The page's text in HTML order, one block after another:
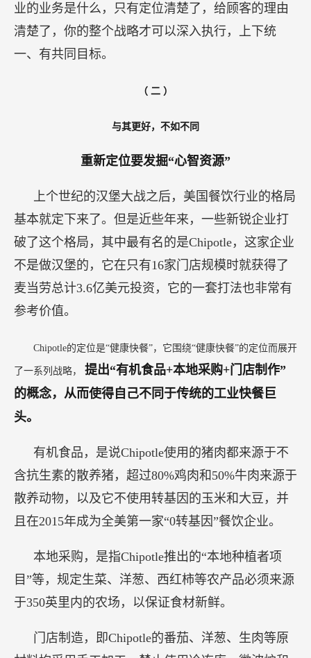
业的业务是什么，只有定位清楚了，给顾客的理由
清楚了，你的整个战略才可以深入执行，上下统
一、有共同目标。
（ 二 ）
与其更好，不如不同
重新定位要发掘“心智资源”
上个世纪的汉堡大战之后，美国餐饮行业的格局
基本就定下来了。但是近些年来，一些新锐企业打
破了这个格局，其中最有名的是Chipotle，这家企业
不是做汉堡的，它在只有16家门店规模时就获得了
麦当劳总计3.6亿美元投资，它的一套打法也非常有
参考价值。
Chipotle的定位是“健康快餐”，它围绕“健康快餐”的定位而展开
了一系列战略， 提出“有机食品+本地采购+门店制作”
的概念，从而使得自己不同于传统的工业快餐巨
头。
有机食品，是说Chipotle使用的猪肉都来源于不
含抗生素的散养猪，超过80%鸡肉和50%牛肉来源于
散养动物，以及它不使用转基因的玉米和大豆，并
且在2015年成为全美第一家“0转基因”餐饮企业。
本地采购，是指Chipotle推出的“本地种植者项
目”等，规定生菜、洋葱、西红柿等农产品必须来源
于350英里内的农场，以保证食材新鲜。
门店制造，即Chipotle的番茄、洋葱、生肉等原